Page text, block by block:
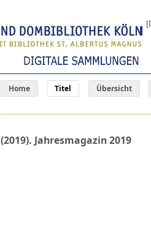
Home Titel Übersicht
(2019). Jahresmagazin 2019